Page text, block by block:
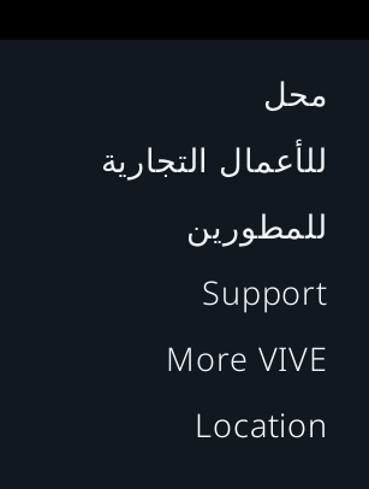
محل
للأعمال التجارية
للمطورين
Support
More VIVE
Location